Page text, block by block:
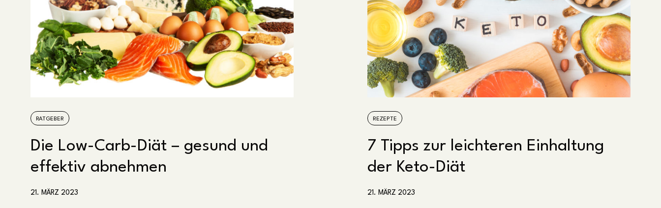
RATGEBER
Die Low-Carb-Diät – gesund und
effektiv abnehmen
21. MÄRZ 2023
REZEPTE
7 Tipps zur leichteren Einhaltung
der Keto-Diät
21. MÄRZ 2023